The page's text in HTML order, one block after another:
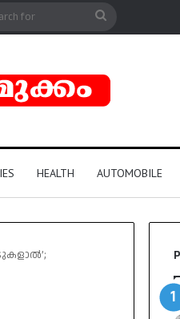
Search
HEALTH AUTOMOBILE